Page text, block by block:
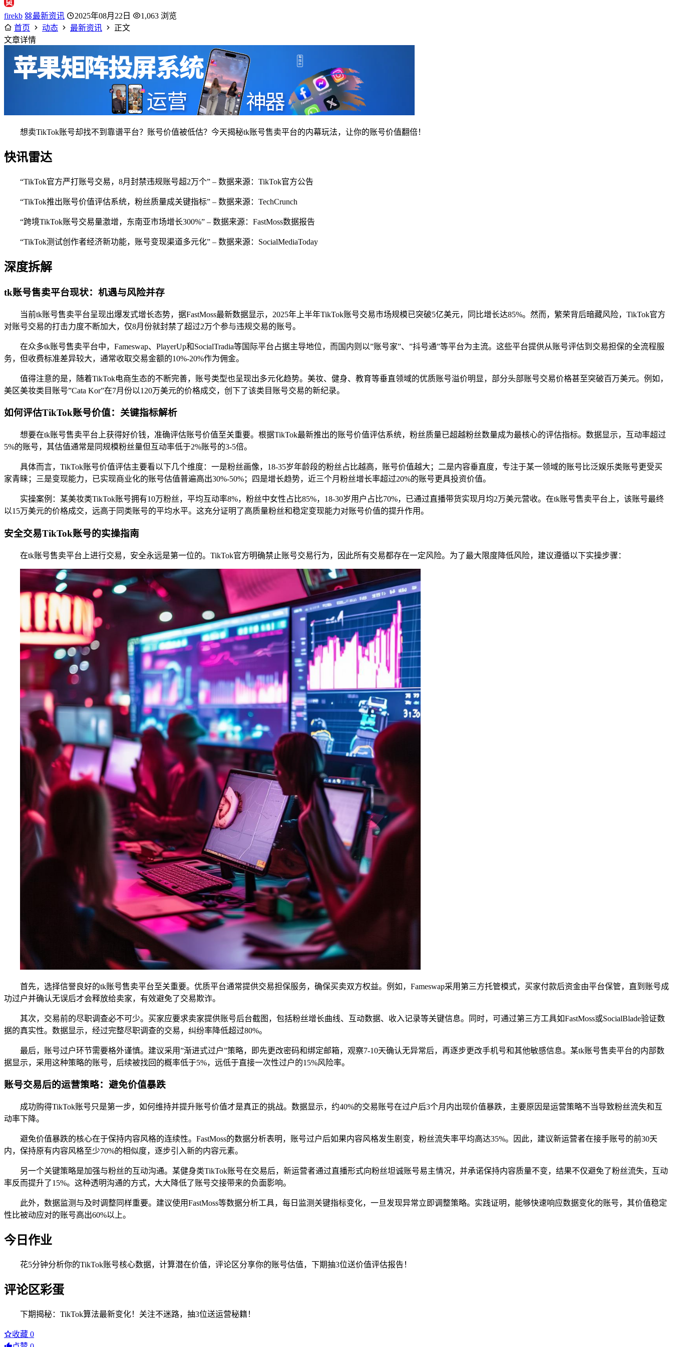
firekb 最新资讯 2025年08月22日
1,063 浏览
首页
动态 最新资讯
正文
文章详情
想卖TikTok账号却找不到靠谱平台？账号价值被低估？今天揭秘tk账号售卖平台的内幕玩法，让你的账号价值翻倍！
快讯雷达
“TikTok官方严打账号交易，8月封禁违规账号超2万个” – 数据来源：TikTok官方公告
“TikTok推出账号价值评估系统，粉丝质量成关键指标” – 数据来源：TechCrunch
“跨境TikTok账号交易量激增，东南亚市场增长300%” – 数据来源：FastMoss数据报告
“TikTok测试创作者经济新功能，账号变现渠道多元化” – 数据来源：SocialMediaToday
深度拆解
tk账号售卖平台现状：机遇与风险并存
当前tk账号售卖平台呈现出爆发式增长态势，据FastMoss最新数据显示，2025年上半年TikTok账号交易市场规模已突破5亿美元，同比增长达85%。然而，繁荣背后暗藏风险，TikTok官方
对账号交易的打击力度不断加大，仅8月份就封禁了超过2万个参与违规交易的账号。
在众多tk账号售卖平台中，Fameswap、PlayerUp和SocialTradia等国际平台占据主导地位，而国内则以”账号家”、”抖号通”等平台为主流。这些平台提供从账号评估到交易担保的全流程服
务，但收费标准差异较大，通常收取交易金额的10%-20%作为佣金。
值得注意的是，随着TikTok电商生态的不断完善，账号类型也呈现出多元化趋势。美妆、健身、教育等垂直领域的优质账号溢价明显，部分头部账号交易价格甚至突破百万美元。例如，
美区美妆类目账号”Cata Kor”在7月份以120万美元的价格成交，创下了该类目账号交易的新纪录。
如何评估TikTok账号价值：关键指标解析
想要在tk账号售卖平台上获得好价钱，准确评估账号价值至关重要。根据TikTok最新推出的账号价值评估系统，粉丝质量已超越粉丝数量成为最核心的评估指标。数据显示，互动率超过
5%的账号，其估值通常是同规模粉丝量但互动率低于2%账号的3-5倍。
具体而言，TikTok账号价值评估主要看以下几个维度：一是粉丝画像，18-35岁年龄段的粉丝占比越高，账号价值越大；二是内容垂直度，专注于某一领域的账号比泛娱乐类账号更受买
家青睐；三是变现能力，已实现商业化的账号估值普遍高出30%-50%；四是增长趋势，近三个月粉丝增长率超过20%的账号更具投资价值。
实操案例：某美妆类TikTok账号拥有10万粉丝，平均互动率8%，粉丝中女性占比85%，18-30岁用户占比70%，已通过直播带货实现月均2万美元营收。在tk账号售卖平台上，该账号最终
以15万美元的价格成交，远高于同类账号的平均水平。这充分证明了高质量粉丝和稳定变现能力对账号价值的提升作用。
安全交易TikTok账号的实操指南
在tk账号售卖平台上进行交易，安全永远是第一位的。TikTok官方明确禁止账号交易行为，因此所有交易都存在一定风险。为了最大限度降低风险，建议遵循以下实操步骤：
首先，选择信誉良好的tk账号售卖平台至关重要。优质平台通常提供交易担保服务，确保买卖双方权益。例如，Fameswap采用第三方托管模式，买家付款后资金由平台保管，直到账号成
功过户并确认无误后才会释放给卖家，有效避免了交易欺诈。
其次，交易前的尽职调查必不可少。买家应要求卖家提供账号后台截图，包括粉丝增长曲线、互动数据、收入记录等关键信息。同时，可通过第三方工具如FastMoss或SocialBlade验证数
据的真实性。数据显示，经过完整尽职调查的交易，纠纷率降低超过80%。
最后，账号过户环节需要格外谨慎。建议采用”渐进式过户”策略，即先更改密码和绑定邮箱，观察7-10天确认无异常后，再逐步更改手机号和其他敏感信息。某tk账号售卖平台的内部数
据显示，采用这种策略的账号，后续被找回的概率低于5%，远低于直接一次性过户的15%风险率。
账号交易后的运营策略：避免价值暴跌
成功购得TikTok账号只是第一步，如何维持并提升账号价值才是真正的挑战。数据显示，约40%的交易账号在过户后3个月内出现价值暴跌，主要原因是运营策略不当导致粉丝流失和互
动率下降。
避免价值暴跌的核心在于保持内容风格的连续性。FastMoss的数据分析表明，账号过户后如果内容风格发生剧变，粉丝流失率平均高达35%。因此，建议新运营者在接手账号的前30天
内，保持原有内容风格至少70%的相似度，逐步引入新的内容元素。
另一个关键策略是加强与粉丝的互动沟通。某健身类TikTok账号在交易后，新运营者通过直播形式向粉丝坦诚账号易主情况，并承诺保持内容质量不变，结果不仅避免了粉丝流失，互动
率反而提升了15%。这种透明沟通的方式，大大降低了账号交接带来的负面影响。
此外，数据监测与及时调整同样重要。建议使用FastMoss等数据分析工具，每日监测关键指标变化，一旦发现异常立即调整策略。实践证明，能够快速响应数据变化的账号，其价值稳定
性比被动应对的账号高出60%以上。
今日作业
花5分钟分析你的TikTok账号核心数据，计算潜在价值，评论区分享你的账号估值，下期抽3位送价值评估报告！
评论区彩蛋
下期揭秘：TikTok算法最新变化！关注不迷路，抽3位送运营秘籍！
收藏 0